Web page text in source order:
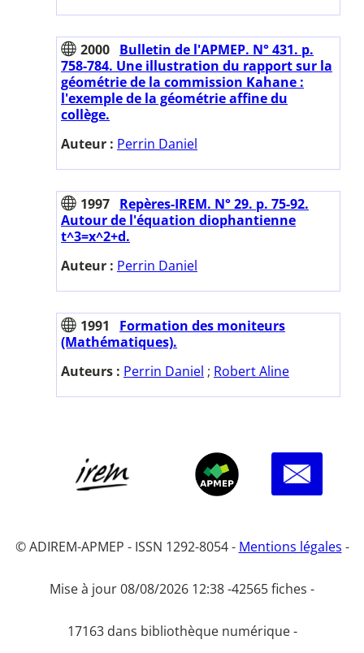
2000 Bulletin de l'APMEP. N° 431. p.
758-784. Une illustration du rapport sur la
géométrie de la commission Kahane :
l'exemple de la géométrie affine du
collège.
Auteur : Perrin Daniel
1997 Repères-IREM. N° 29. p. 75-92.
Autour de l'équation diophantienne
t^3=x^2+d.
Auteur : Perrin Daniel
1991
Formation des moniteurs
(Mathématiques).
Auteurs : Perrin Daniel ; Robert Aline
© ADIREM-APMEP - ISSN 1292-8054 - Mentions légales -
Mise à jour 08/08/2026 12:38 -42565 fiches -
17163 dans bibliothèque numérique -